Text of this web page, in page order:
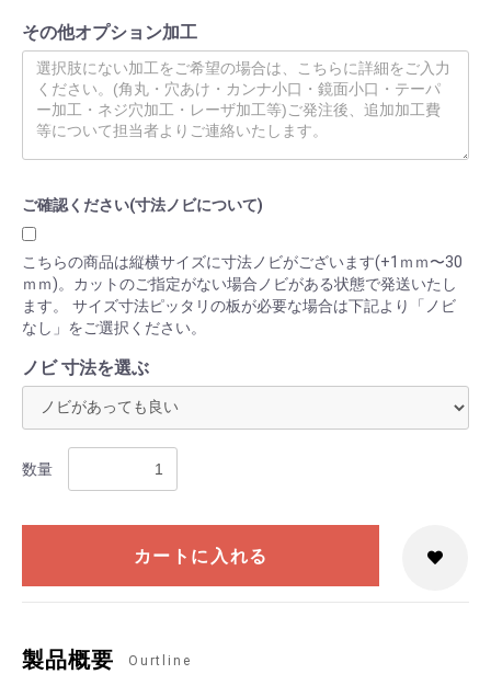
その他オプション加工
ご確認ください(寸法ノビについて)
こちらの商品は縦横サイズに寸法ノビがございます(+1ｍｍ〜30
ｍｍ)。カットのご指定がない場合ノビがある状態で発送いたし
ます。 サイズ寸法ピッタリの板が必要な場合は下記より「ノビ
なし」をご選択ください。
ノビ 寸法を選ぶ
数量
カートに入れる
製品概要 Ourtline